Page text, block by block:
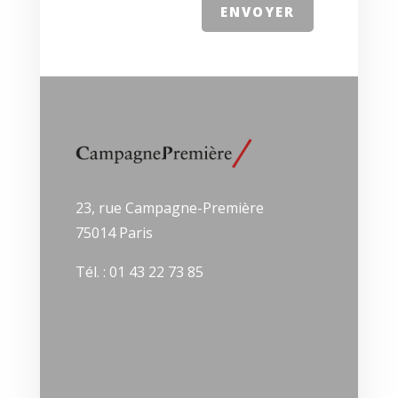
ENVOYER
23, rue Campagne-Première
75014 Paris
Tél. : 01 43 22 73 85